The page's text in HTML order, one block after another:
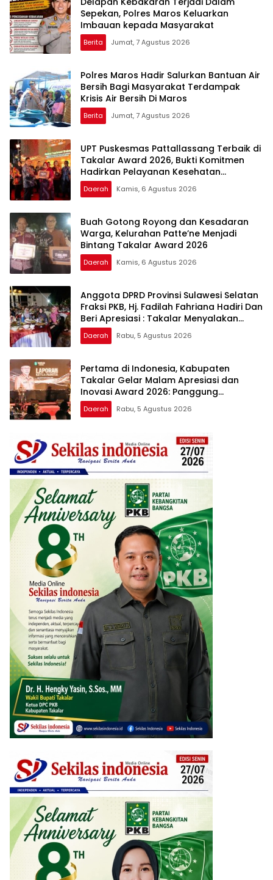
Sepekan, Polres Maros Keluarkan
Imbauan kepada Masyarakat
Berita Jumat, 7 Agustus 2026
Polres Maros Hadir Salurkan Bantuan Air
Bersih Bagi Masyarakat Terdampak
Krisis Air Bersih Di Maros
Berita Jumat, 7 Agustus 2026
UPT Puskesmas Pattallassang Terbaik di
Takalar Award 2026, Bukti Komitmen
Hadirkan Pelayanan Kesehatan
Berkualitas
Daerah Kamis, 6 Agustus 2026
Buah Gotong Royong dan Kesadaran
Warga, Kelurahan Patte’ne Menjadi
Bintang Takalar Award 2026
Daerah Kamis, 6 Agustus 2026
Anggota DPRD Provinsi Sulawesi Selatan
Fraksi PKB, Hj. Fadilah Fahriana Hadiri Dan
Beri Apresiasi : Takalar Menyalakan
Lentera Pengabdian Melalui Malam
Apresiasi dan Inovasi Award 2026
Daerah Rabu, 5 Agustus 2026
Pertama di Indonesia, Kabupaten
Takalar Gelar Malam Apresiasi dan
Inovasi Award 2026: Panggung
Penghargaan bagi Pelayan Publik
Berprestasi
Daerah Rabu, 5 Agustus 2026